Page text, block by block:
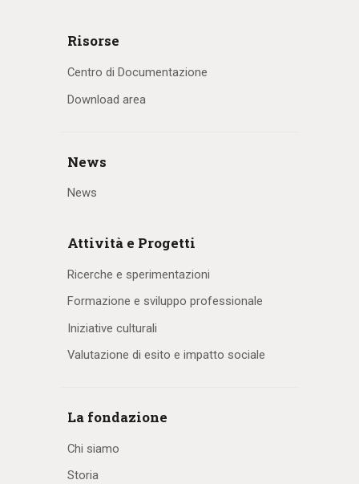
Risorse
Centro di Documentazione
Download area
News
News
Attività e Progetti
Ricerche e sperimentazioni
Formazione e sviluppo professionale
Iniziative culturali
Valutazione di esito e impatto sociale
La fondazione
Chi siamo
Storia